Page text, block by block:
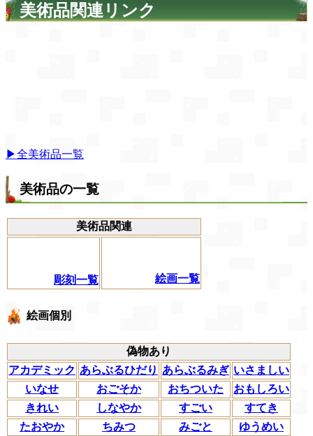
美術品関連リンク
▶全美術品一覧
美術品の一覧
美術品関連
彫刻一覧 絵画一覧
絵画個別
偽物あり
アカデミック あらぶるひだり あらぶるみぎ いさましい
いなせ
おごそか おちついた
おもしろい
きれい
しなやか すごい
すてき
たおやか
ちみつ みごと
ゆうめい